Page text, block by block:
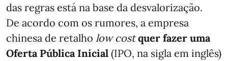
das regras está na base da desvalorização.
De acordo com os rumores, a empresa
chinesa de retalho low cost quer fazer uma
Oferta Pública Inicial (IPO, na sigla em inglês)